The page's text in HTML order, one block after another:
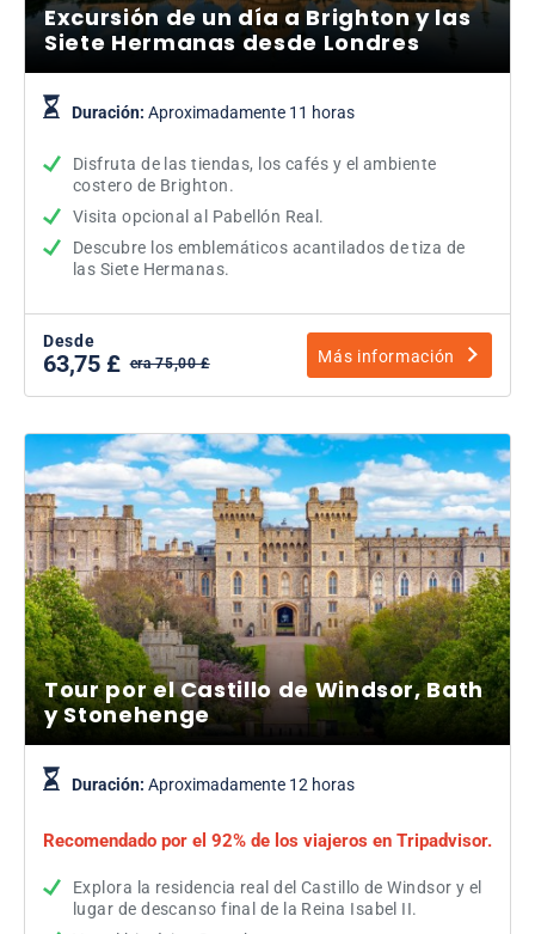
Excursión de un día a Brighton y las
Siete Hermanas desde Londres
Duración: Aproximadamente 11 horas
Disfruta de las tiendas, los cafés y el ambiente
costero de Brighton.
Visita opcional al Pabellón Real.
Descubre los emblemáticos acantilados de tiza de
las Siete Hermanas.
Desde
63,75 £ era 75,00 £ Más información
Tour por el Castillo de Windsor, Bath
y Stonehenge
Duración: Aproximadamente 12 horas
Recomendado por el 92% de los viajeros en Tripadvisor.
Explora la residencia real del Castillo de Windsor y el
lugar de descanso final de la Reina Isabel II.